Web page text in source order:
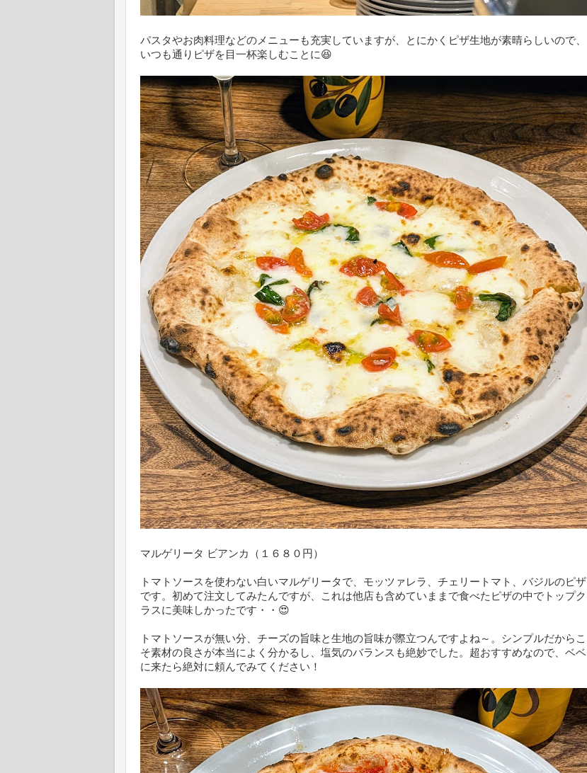
パスタやお肉料理などのメニューも充実していますが、とにかくピザ生地が素晴らしいので、
いつも通りピザを目一杯楽しむことに😆
マルゲリータ ビアンカ（１６８０円）
トマトソースを使わない白いマルゲリータで、モッツァレラ、チェリートマト、バジルのピザ
です。初めて注文してみたんですが、これは他店も含めていままで食べたピザの中でトップク
ラスに美味しかったです・・😍
トマトソースが無い分、チーズの旨味と生地の旨味が際立つんですよね～。シンプルだからこ
そ素材の良さが本当によく分かるし、塩気のバランスも絶妙でした。超おすすめなので、ベベ
に来たら絶対に頼んでみてください！